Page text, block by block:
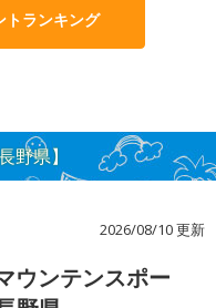
トランキング
野県】
2026/08/10 更新
ウンテンスポー